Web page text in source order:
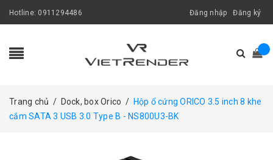
Hotline: 0911294486 Đăng nhập Đăng ký
Trang chủ / Dock, box Orico / Hộp ổ cứng ORICO 3.5 inch 8 khe
cắm SATA 3 USB 3.0 Type B - NS800U3-BK